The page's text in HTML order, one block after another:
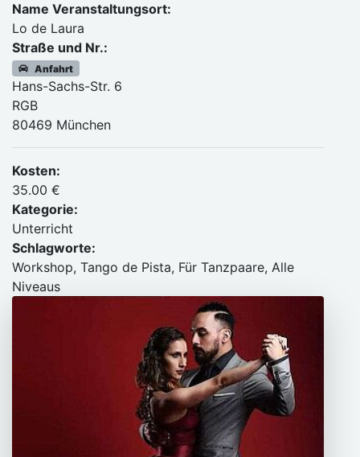
Name Veranstaltungsort:
Lo de Laura
Straße und Nr.:
Anfahrt
Hans-Sachs-Str. 6
RGB
80469 München
Kosten:
35.00 €
Kategorie:
Unterricht
Schlagworte:
Workshop, Tango de Pista, Für Tanzpaare, Alle
Niveaus